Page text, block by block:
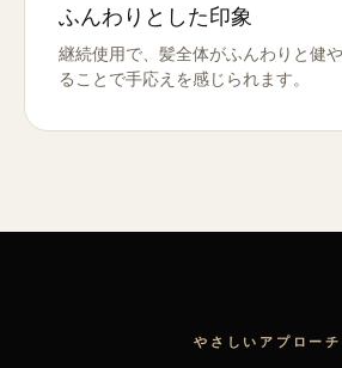
ふんわりとした印象
継続使用で、髪全体がふんわりと健
ることで手応えを感じられます。
やさしいアプローチ